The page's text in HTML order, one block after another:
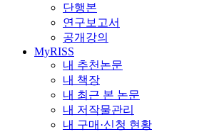
단행본
연구보고서
공개강의
MyRISS
내 추천논문
내 책장
내 최근 본 논문
내 저작물관리
내 구매·신청 현황